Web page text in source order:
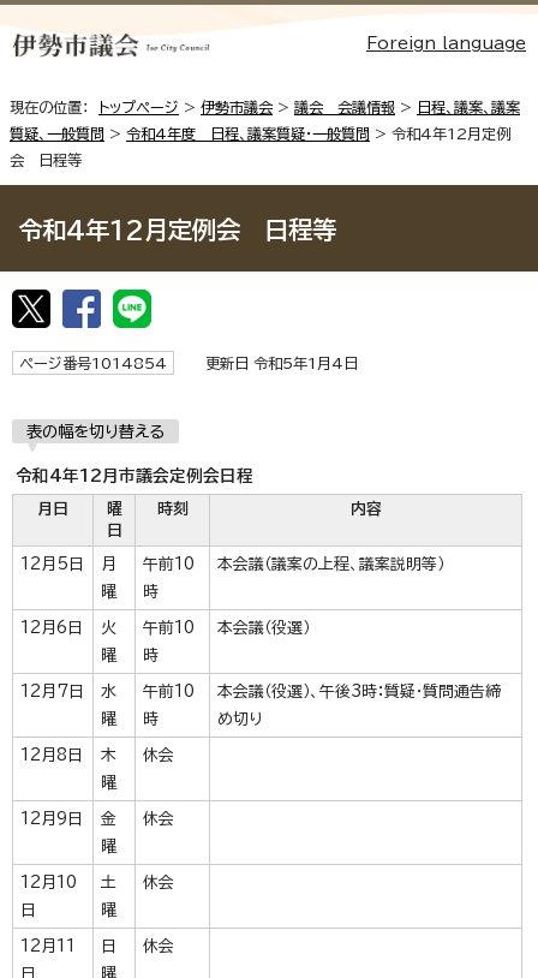
Foreign language
現在の位置： トップページ > 伊勢市議会 > 議会 会議情報 > 日程、議案、議案
質疑、一般質問 > 令和4年度 日程、議案質疑・一般質問 > 令和4年12月定例
会 日程等
令和4年12月定例会 日程等
ページ番号1014854 更新日 令和5年1月4日
表の幅を切り替える
令和4年12月市議会定例会日程
月日
曜
日
時刻 内容
12月5日
月
曜
午前10
時
本会議（議案の上程、議案説明等）
12月6日
火
曜
午前10
時
本会議（役選）
12月7日
水
曜
午前10
時
本会議（役選）、午後3時：質疑・質問通告締
め切り
12月8日
木
曜
休会
12月9日
金
曜
休会
12月10
日
土
曜
休会
12月11
日
日
曜
休会